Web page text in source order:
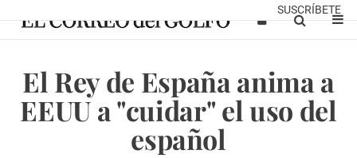
SUSCRÍBETE
El Rey de España anima a
EEUU a "cuidar" el uso del
español